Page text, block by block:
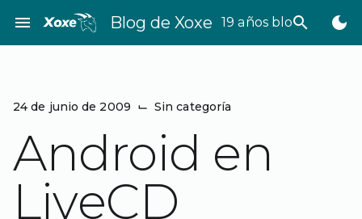
contenido
menu Blog de Xoxe 19 años bloggeando
search dark_mode
24 de junio de 2009 ⌙ Sin categoría
Android en
LiveCD